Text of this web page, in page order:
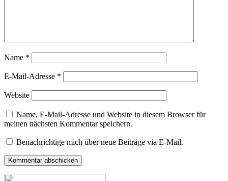
Name *
E-Mail-Adresse *
Website
Name, E-Mail-Adresse und Website in diesem Browser für
meinen nächsten Kommentar speichern.
Benachrichtige mich über neue Beiträge via E-Mail.